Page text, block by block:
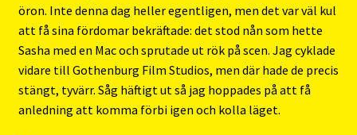
öron. Inte denna dag heller egentligen, men det var väl kul
att få sina fördomar bekräftade: det stod nån som hette
Sasha med en Mac och sprutade ut rök på scen. Jag cyklade
vidare till Gothenburg Film Studios, men där hade de precis
stängt, tyvärr. Såg häftigt ut så jag hoppades på att få
anledning att komma förbi igen och kolla läget.